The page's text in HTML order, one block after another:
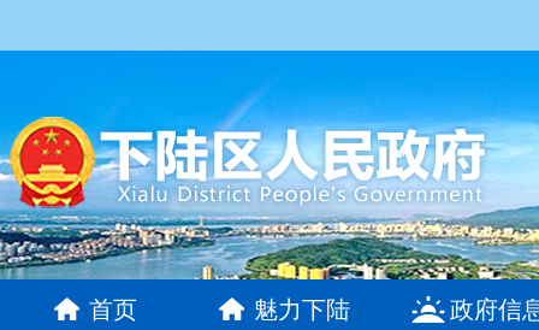
首页 魅力下陆 政府信